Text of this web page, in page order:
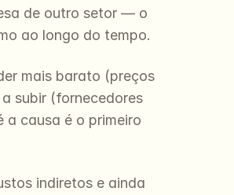
de outro setor — o
ao longo do tempo.
mais barato (preços
subir (fornecedores
causa é o primeiro
indiretos e ainda